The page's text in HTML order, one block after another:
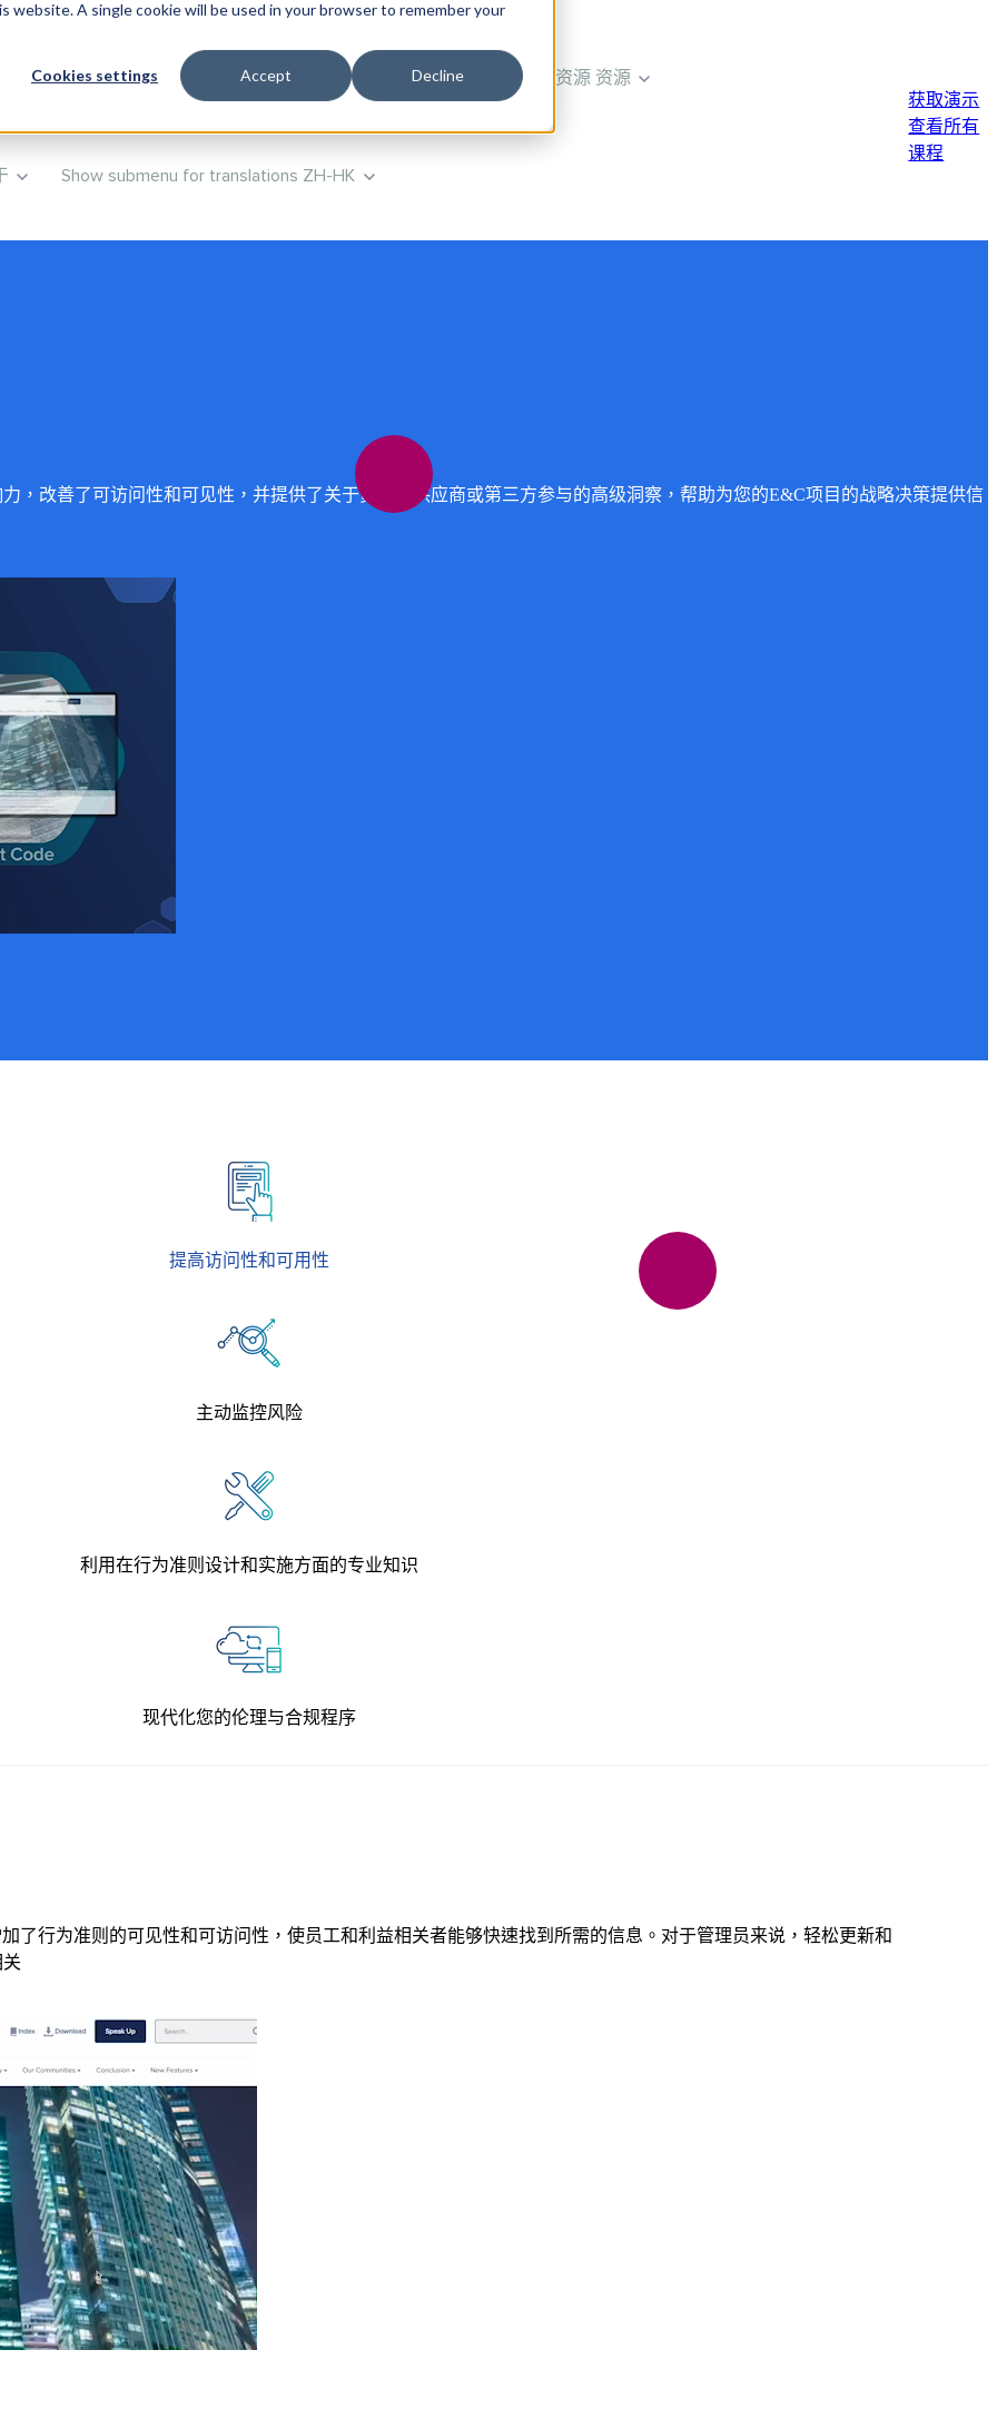
A single cookie will be used in your browser to remember your
Cookies settings Accept Decline
Show submenu for 培训培训 咨询 Show submenu for 资源 资源
Show submenu for translations ZH-HK
获取演示
查看所有
课程
，改善了可访问性和可见性，并提供了关于员工、供应商或第三方参与的高级洞察，帮助为您的E&C项目的战略决策提供信
提高访问性和可用性
主动监控风险
利用在行为准则设计和实施方面的专业知识
现代化您的伦理与合规程序
了行为准则的可见性和可访问性，使员工和利益相关者能够快速找到所需的信息。对于管理员来说，轻松更新和